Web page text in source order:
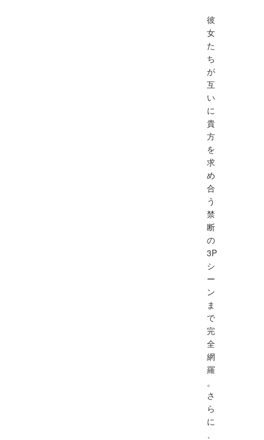
彼
女
た
ち
が
互
い
に
貴
方
を
求
め
合
う
禁
断
の
3P
シ
ー
ン
ま
で
完
全
網
羅
。
さ
ら
に